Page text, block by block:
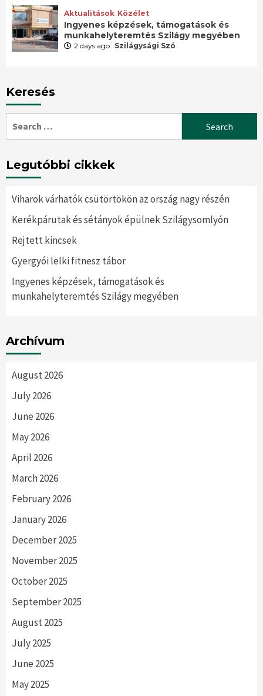
Aktualitások Közélet
Ingyenes képzések, támogatások és
munkahelyteremtés Szilágy megyében
2 days ago Szilágysági Szó
Keresés
Legutóbbi cikkek
Viharok várhatók csütörtökön az ország nagy részén
Kerékpárutak és sétányok épülnek Szilágysomlyón
Rejtett kincsek
Gyergyói lelki fitnesz tábor
Ingyenes képzések, támogatások és
munkahelyteremtés Szilágy megyében
Archívum
August 2026
July 2026
June 2026
May 2026
April 2026
March 2026
February 2026
January 2026
December 2025
November 2025
October 2025
September 2025
August 2025
July 2025
June 2025
May 2025